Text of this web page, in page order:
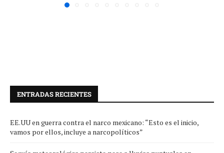
ENTRADAS RECIENTES
EE.UU en guerra contra el narco mexicano: “Esto es el inicio,
vamos por ellos, incluye a narcopolíticos”